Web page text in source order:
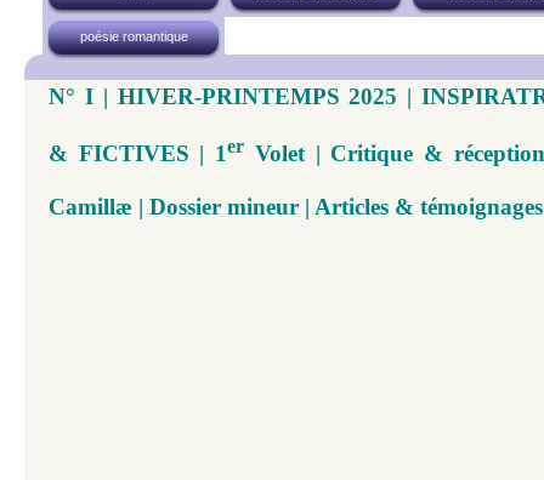
poésie romantique
N° I | HIVER-PRINTEMPS 2025 |
& FICTIVES | 1er Volet | Critique &
Camillæ | Dossier mineur | Articles & témoignages